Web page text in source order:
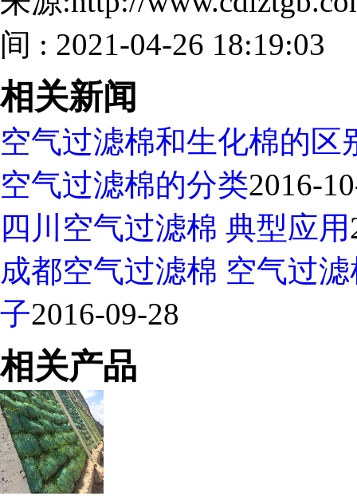
间 : 2021-04-26 18:19:03
相关新闻
空气过滤棉和生化棉的区
空气过滤棉的分类2016-
四川空气过滤棉 典型应用
成都空气过滤棉 空气过
子2016-09-28
相关产品